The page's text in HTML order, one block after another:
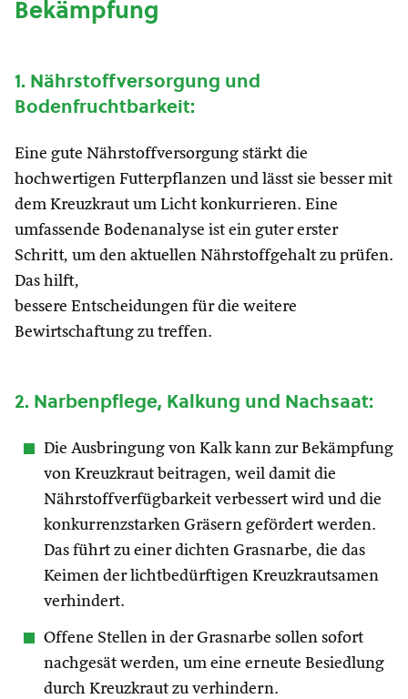
Bekämpfung
1. Nährstoffversorgung und
Bodenfruchtbarkeit:
Eine gute Nährstoffversorgung stärkt die
hochwertigen Futterpflanzen und lässt sie besser mit
dem Kreuzkraut um Licht konkurrieren. Eine
umfassende Bodenanalyse ist ein guter erster
Schritt, um den aktuellen Nährstoffgehalt zu prüfen.
Das hilft,
bessere Entscheidungen für die weitere
Bewirtschaftung zu treffen.
2. Narbenpflege, Kalkung und Nachsaat:
Die Ausbringung von Kalk kann zur Bekämpfung
von Kreuzkraut beitragen, weil damit die
Nährstoffverfügbarkeit verbessert wird und die
konkurrenzstarken Gräsern gefördert werden.
Das führt zu einer dichten Grasnarbe, die das
Keimen der lichtbedürftigen Kreuzkrautsamen
verhindert.
Offene Stellen in der Grasnarbe sollen sofort
nachgesät werden, um eine erneute Besiedlung
durch Kreuzkraut zu verhindern.